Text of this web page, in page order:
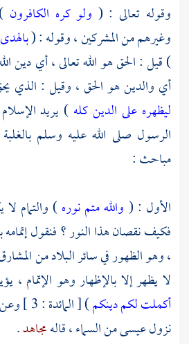
وقوله تعالى : ( ولو كره الكافرون
وغيرهم من المشركين ، وقوله : (
) قيل : الحق هو الله تعالى ، أي دين
أي والدين هو الحق ، وقيل : الذي
ليظهره على الدين كله ) يريد
الرسول صلى الله عليه وسلم
مباحث :
الأول : ( والله متم نوره) والتمام
فكيف نقصان هذا النور ؟ فنقول
، وهو الظهور في سائر البلاد من
لا يظهر إلا بالإظهار وهو الإتمام ،
أكملت لكم دينكم) [ المائدة : 3 ] وعن
نزولعيسىمن السماء ، قالهمجاهد.